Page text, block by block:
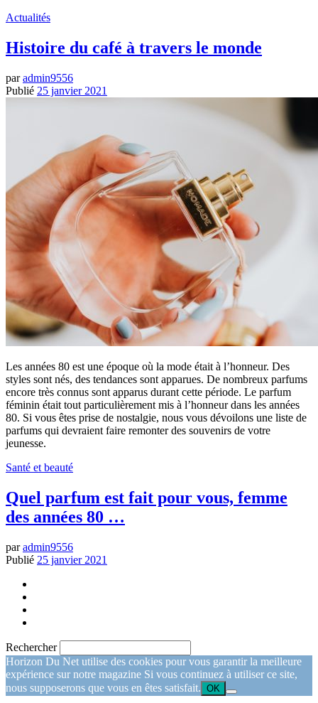
Actualités
Histoire du café à travers le monde
paradmin9556
Publié 25 janvier 2021
Les années 80 est une époque où la mode était à l’honneur. Des
styles sont nés, des tendances sont apparues. De nombreux parfums
encore très connus sont apparus durant cette période. Le parfum
féminin était tout particulièrement mis à l’honneur dans les années
80. Si vous êtes prise de nostalgie, nous vous dévoilons une liste de
parfums qui devraient faire remonter des souvenirs de votre
jeunesse.
Santé et beauté
Quel parfum est fait pour vous, femme
des années 80 …
paradmin9556
Publié 25 janvier 2021
Rechercher
Horizon Du Net utilise des cookies pour vous garantir la meilleure
expérience sur notre magazine Si vous continuez à utiliser ce site,
nous supposerons que vous en êtes satisfait. OK